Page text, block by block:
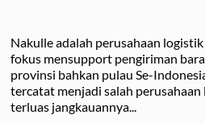
Nakulle adalah perusahaan
fokus mensupport pengiriman
provinsi bahkan pulau Se-
tercatat menjadi salah
terluas jangkauannya...